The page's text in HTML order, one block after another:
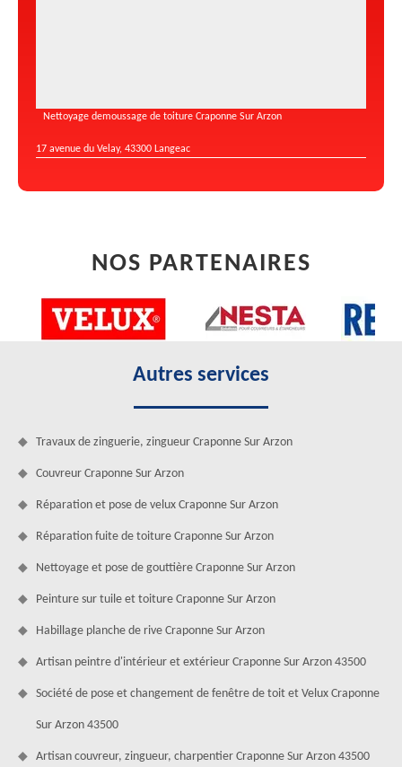
Nettoyage demoussage de toiture Craponne Sur Arzon
17 avenue du Velay, 43300 Langeac
NOS PARTENAIRES
Autres services
Travaux de zinguerie, zingueur Craponne Sur Arzon
Couvreur Craponne Sur Arzon
Réparation et pose de velux Craponne Sur Arzon
Réparation fuite de toiture Craponne Sur Arzon
Nettoyage et pose de gouttière Craponne Sur Arzon
Peinture sur tuile et toiture Craponne Sur Arzon
Habillage planche de rive Craponne Sur Arzon
Artisan peintre d'intérieur et extérieur Craponne Sur Arzon 43500
Société de pose et changement de fenêtre de toit et Velux Craponne
Sur Arzon 43500
Artisan couvreur, zingueur, charpentier Craponne Sur Arzon 43500